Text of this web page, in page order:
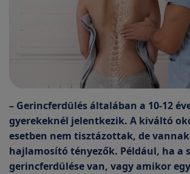
– Gerincferdülés általában a 10-12
gyerekeknél jelentkezik. A kiváltó
esetben nem tisztázottak, de
hajlamosító tényezők. Például, ha a
gerincferdülése van, vagy amikor